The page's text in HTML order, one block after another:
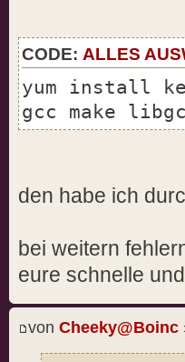
CODE: ALLES
yum install
gcc make
den habe ich
bei weitern
eure schnelle
von Cheeky@Boinc